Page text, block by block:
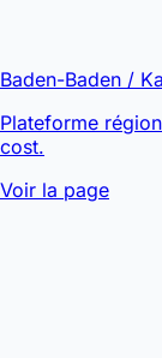
Baden-Baden /
Plateforme
cost.
Voir la page